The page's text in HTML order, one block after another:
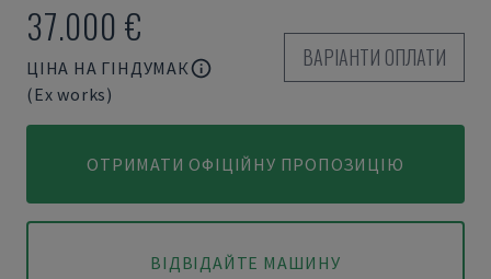
37.000 €
ЦІНА НА ГІНДУМАК
(Ex works)
ВАРІАНТИ ОПЛАТИ
ОТРИМАТИ ОФІЦІЙНУ ПРОПОЗИЦІЮ
ВІДВІДАЙТЕ МАШИНУ